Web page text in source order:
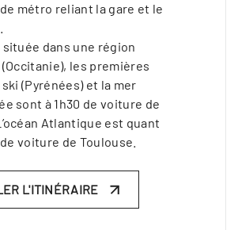
de métro reliant la gare et le
dans une région
les premières
(Pyrénées) et la mer
sont à 1h30 de voiture de
Atlantique est quant
voiture de Toulouse.
L'ITINÉRAIRE